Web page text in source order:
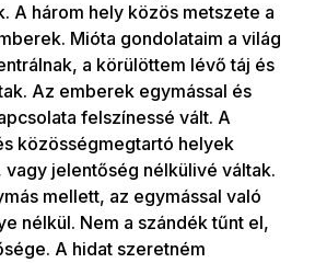
A három hely közös metszete a
Mióta gondolataim a világ
a körülöttem lévő táj és
Az emberek egymással és
felszínessé vált. A
közösségmegtartó helyek
jelentőség nélkülivé váltak.
mellett, az egymással való
nélkül. Nem a szándék tűnt el,
A hidat szeretném